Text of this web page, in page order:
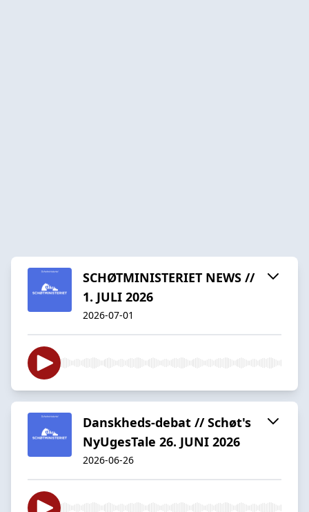
SCHØTMINISTERIET NEWS //
1. JULI 2026
2026-07-01
Danskheds-debat // Schøt's
NyUgesTale 26. JUNI 2026
2026-06-26